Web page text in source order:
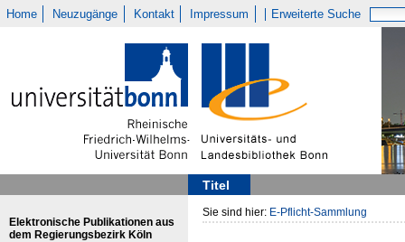
Home Neuzugänge Kontakt Impressum Erweiterte Suche
Titel
Elektronische Publikationen aus
dem Regierungsbezirk Köln
Sie sind hier: E-Pflicht-Sammlung